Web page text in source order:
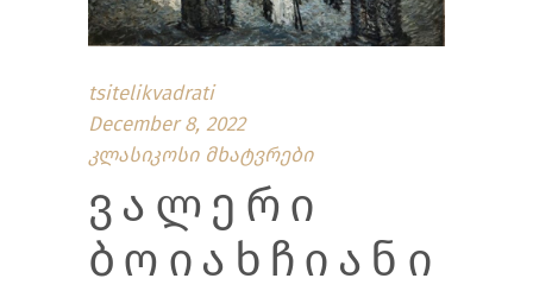
tsitelikvadrati
December 8, 2022
კლასიკოსი მხატვრები
ᲕᲐᲚᲔᲠᲘ
ᲑᲝᲘᲐᲮᲩᲘᲐᲜᲘ